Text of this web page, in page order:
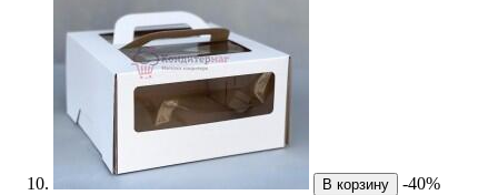
В корзину
-40%